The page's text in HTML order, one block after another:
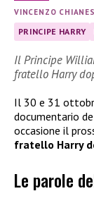
VINCENZO
PRINCIPE HARRY
Il Principe
fratello Harry
Il 30 e 31
documentario
occasione il
fratello Harry
Le parole